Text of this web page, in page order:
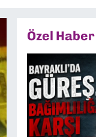
Özel Haber